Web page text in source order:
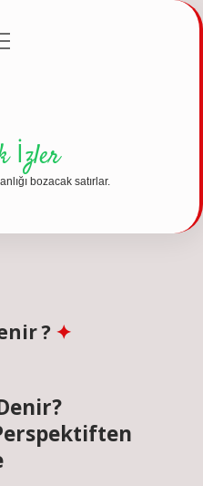
İzler
bozacak satırlar.
?